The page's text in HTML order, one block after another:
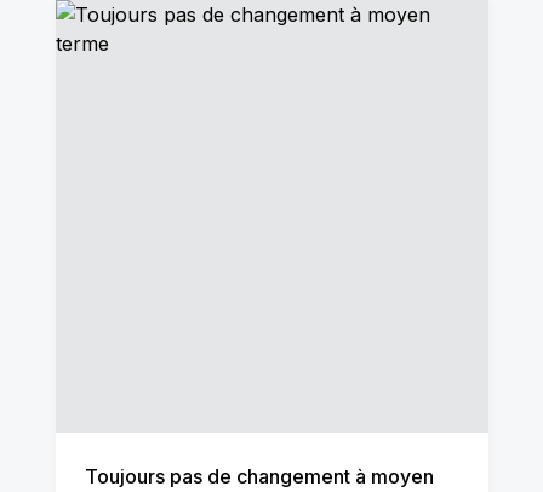
Toujours pas de changement à moyen